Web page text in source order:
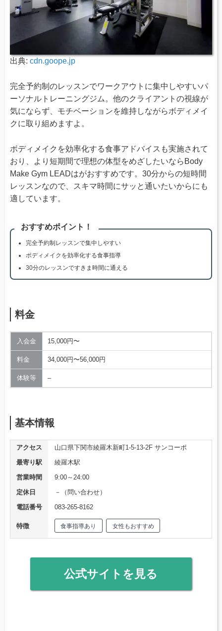
出典: cdn.goope.jp
完全予約制のレッスンでワークアウトに集中しやすいパ
ーソナルトレーニングジム。他のクライアントの視線が
気にならず、モチベーションを維持しながらボディメイ
クに取り組めますよ。
ボディメイクを効率化する食事アドバイスも実施されて
おり、より短期間で理想の体型をめざしたいならBody
Make Gym LEADはがおすすめです。30分からの短時間
レッスンなので、スキマ時間にサッと通いたいからにも
適しています。
おすすめポイント！
完全予約制レッスンで集中しやすい
ボディメイクを効率化する食事指導
30分のレッスンですきま時間に通える
料金
入会金 15,000円〜
料金 34,000円〜56,000円
体験等 –
基本情報
アクセス
山口県下関市綾羅木新町1-5-13-2F サンコーポ
最寄り駅
綾羅木駅
営業時間
9:00～24:00
定休日
－（問い合わせ）
電話番号
083-265-8162
特徴 食事指導あり 女性もおすすめ
公式サイトを見る